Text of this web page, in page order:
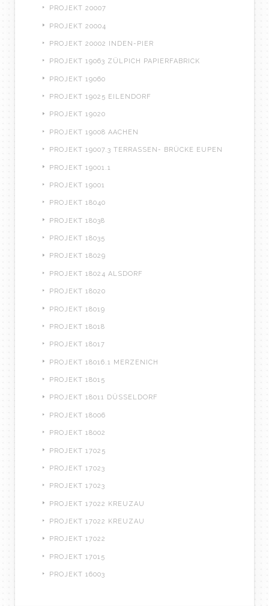
PROJEKT 20007
PROJEKT 20004
PROJEKT 20002 INDEN-PIER
PROJEKT 19063 ZÜLPICH PAPIERFABRICK
PROJEKT 19060
PROJEKT 19025 EILENDORF
PROJEKT 19020
PROJEKT 19008 AACHEN
PROJEKT 19007.3 TERRASSEN- BRÜCKE EUPEN
PROJEKT 19001.1
PROJEKT 19001
PROJEKT 18040
PROJEKT 18038
PROJEKT 18035
PROJEKT 18029
PROJEKT 18024 ALSDORF
PROJEKT 18020
PROJEKT 18019
PROJEKT 18018
PROJEKT 18017
PROJEKT 18016.1 MERZENICH
PROJEKT 18015
PROJEKT 18011 DÜSSELDORF
PROJEKT 18006
PROJEKT 18002
PROJEKT 17025
PROJEKT 17023
PROJEKT 17023
PROJEKT 17022 KREUZAU
PROJEKT 17022 KREUZAU
PROJEKT 17022
PROJEKT 17015
PROJEKT 16003